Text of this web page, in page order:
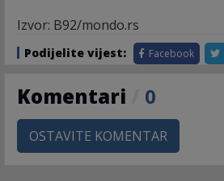
Izvor: B92/mondo.rs
Podijelite vijest: Facebook
Komentari 0
OSTAVITE KOMENTAR